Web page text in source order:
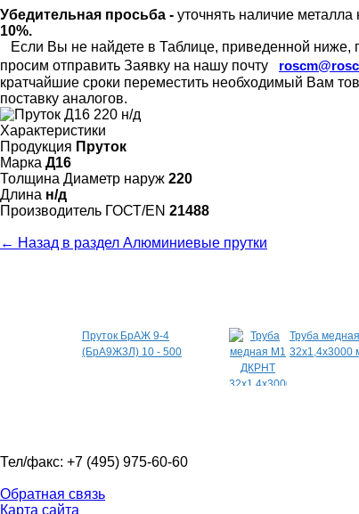
Убедительная просьба - уточнять наличие металла
10%.
Если Вы не найдете в Таблице, приведенной ниже,
просим отправить Заявку на нашу почту
кратчайшие сроки переместить необходимый Вам
поставку аналогов.
Характеристики
Продукция Пруток
Марка Д16
Толщина Диаметр наруж 220
Длина н/д
Произво­дитель ГОСТ/EN 21488
← Назад в раздел Алюминиевые прутки
Пруток БрАЖ 9-4
(БрА9Ж3Л) 10 - 500
Труба
32х1,4х3000
Тел/факс: +7 (495) 975-60-60
Обратная связь
Карта сайта